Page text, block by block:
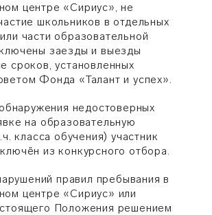
центре «Сириус», не
школьников в отдельных
части образовательной
заезды и выезды
сроков, установленных
Фонда «Талант и успех».
недостоверных
на образовательную
класса обучения) участник
из конкурсного отбора.
правил пребывания в
центре «Сириус» или
Положения решением